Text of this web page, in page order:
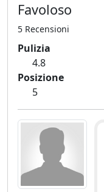
Favoloso
5 Recensioni
Pulizia
4.8
Posizione
5